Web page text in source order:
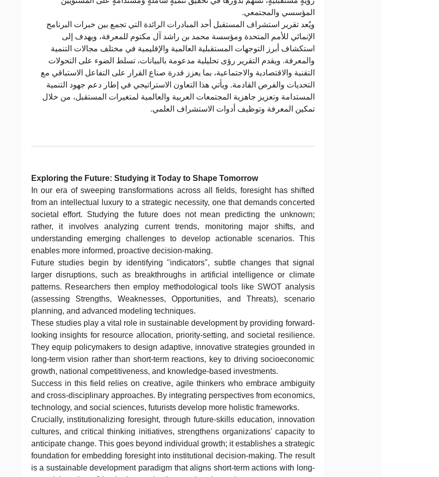
المؤسسي والمجتمعي.
ويُعد تقرير استشراف المستقبل أحد المبادرات الرائدة التي تجمع بين خبرات البرنامج
الإنمائي للأمم المتحدة ومؤسسة محمد بن راشد آل مكتوم للمعرفة، ويهدف إلى
استكشاف أبرز التوجهات المستقبلية العالمية والإقليمية في مختلف مجالات التنمية
والمعرفة. ويقدم التقرير رؤى تحليلية مدعومة بالبيانات، تسلط الضوء على التحولات
التقنية والاقتصادية والاجتماعية، بما يعزز قدرة صناع القرار على التفاعل الاستباقي مع
التحديات والفرص القادمة. ويأتي هذا التعاون الاستراتيجي في إطار دعم جهود التنمية
المستدامة وتعزيز جاهزية المجتمعات العربية والعالمية لمتغيرات المستقبل، من خلال
تمكين المعرفة وتوظيف أدوات الاستشراف العلمي.
Exploring the Future: Studying it Today to Shape Tomorrow
In our era of sweeping transformations across all fields, foresight has shifted
from an intellectual luxury to a strategic necessity, one that demands concerted
societal effort. Studying the future does not mean predicting the unknown;
rather, it involves analyzing current trends, monitoring major shifts, and
understanding emerging challenges to develop actionable scenarios. This
enables more informed, proactive decision-making.
Future studies begin by identifying "indicators", subtle changes that signal
larger disruptions, such as breakthroughs in artificial intelligence or climate
patterns. Researchers then employ methodological tools like SWOT analysis
(assessing Strengths, Weaknesses, Opportunities, and Threats), scenario
planning, and advanced modeling techniques.
These studies play a vital role in sustainable development by providing forward-
looking insights for resource allocation, priority-setting, and societal resilience.
They equip policymakers to design adaptive, innovative strategies grounded in
long-term vision rather than short-term reactions, key to driving socioeconomic
growth, national competitiveness, and knowledge-based investments.
Success in this field relies on creative, agile thinkers who embrace ambiguity
and cross-disciplinary approaches. By integrating perspectives from economics,
technology, and social sciences, futurists develop more holistic frameworks.
Crucially, institutionalizing foresight, through future-skills education, innovation
cultures, and critical thinking initiatives, strengthens organizations' capacity to
anticipate change. This goes beyond individual growth; it establishes a strategic
foundation for embedding foresight into institutional decision-making. The result
is a sustainable development paradigm that aligns short-term actions with long-